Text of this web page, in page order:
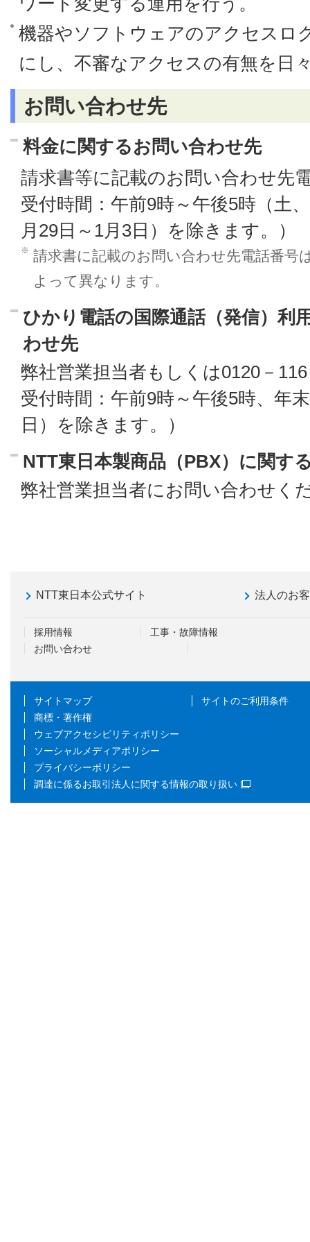
機器やソフトウェアのアクセスロ
にし、不審なアクセスの有無を日
お問い合わせ先
料金に関するお問い合わせ先
請求書等に記載のお問い合わせ先
受付時間：午前9時～午後5時（土
月29日～1月3日）を除きます。）
※ 請求書に記載のお問い合わせ先電話番号
よって異なります。
ひかり電話の国際通話（発信）利
わせ先
弊社営業担当者もしくは0120－
受付時間：午前9時～午後5時、年
日）を除きます。）
NTT東日本製商品（PBX）に関す
弊社営業担当者にお問い合わせく
NTT東日本公式サイト 法人のお
採用情報
工事・故障情報
お問い合わせ
サイトマップ
サイトのご利用条件
商標・著作権
ウェブアクセシビリティポリシー
ソーシャルメディアポリシー
プライバシーポリシー
調達に係るお取引法人に関する情報の取り扱い